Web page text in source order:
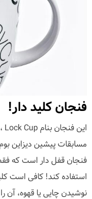
فنجان کلید دار!
مسابقات پیشین دیزاین
فنجان قفل دار است که
استفاده کند! کافی است
نوشیدن چایی یا قهوه، آن